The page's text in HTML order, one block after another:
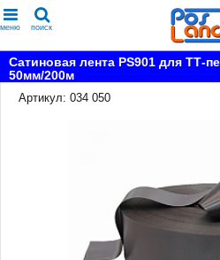
меню поиск
Сатиновая лента PS901 для ТТ-
50мм/200м
Артикул: 034 050